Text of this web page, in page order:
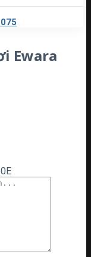
Ewara